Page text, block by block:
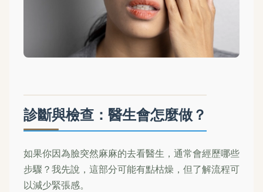
診斷與檢查：醫生會怎麼做？
如果你因為臉突然麻麻的去看醫生，通常會經歷哪些
步驟？我先說，這部分可能有點枯燥，但了解流程可
以減少緊張感。